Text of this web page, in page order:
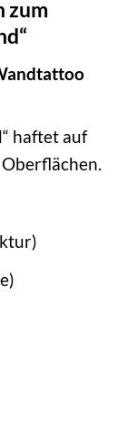
zum
haftet auf